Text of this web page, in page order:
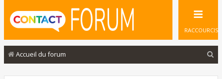
RACCOURCIS
Accueil du forum